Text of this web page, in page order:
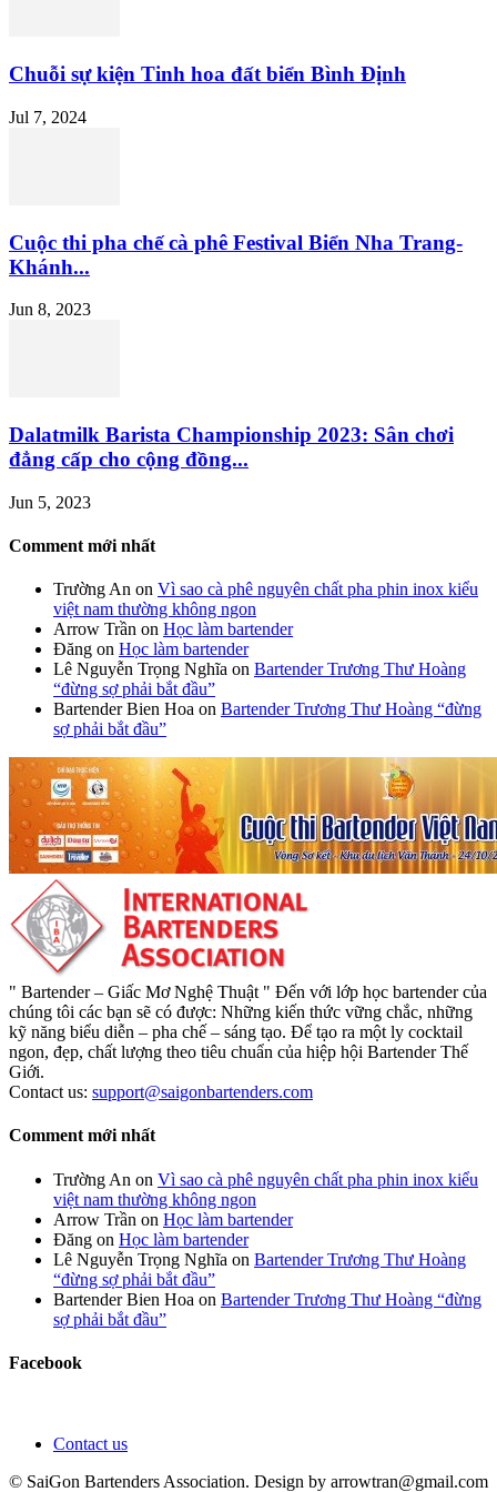
Chuỗi sự kiện Tinh hoa đất biển Bình Định
Jul 7, 2024
Cuộc thi pha chế cà phê Festival Biển Nha Trang-
Khánh...
Jun 8, 2023
Dalatmilk Barista Championship 2023: Sân chơi
đẳng cấp cho cộng đồng...
Jun 5, 2023
Comment mới nhất
Trường An on Vì sao cà phê nguyên chất pha phin inox kiểu
việt nam thường không ngon
Arrow Trần on Học làm bartender
Đăng on Học làm bartender
Lê Nguyễn Trọng Nghĩa on Bartender Trương Thư Hoàng
“đừng sợ phải bắt đầu”
Bartender Bien Hoa on Bartender Trương Thư Hoàng “đừng
sợ phải bắt đầu”
" Bartender – Giấc Mơ Nghệ Thuật " Đến với lớp học bartender của
chúng tôi các bạn sẽ có được: Những kiến thức vững chắc, những
kỹ năng biểu diễn – pha chế – sáng tạo. Để tạo ra một ly cocktail
ngon, đẹp, chất lượng theo tiêu chuẩn của hiệp hội Bartender Thế
Giới.
Contact us: support@saigonbartenders.com
Comment mới nhất
Trường An on Vì sao cà phê nguyên chất pha phin inox kiểu
việt nam thường không ngon
Arrow Trần on Học làm bartender
Đăng on Học làm bartender
Lê Nguyễn Trọng Nghĩa on Bartender Trương Thư Hoàng
“đừng sợ phải bắt đầu”
Bartender Bien Hoa on Bartender Trương Thư Hoàng “đừng
sợ phải bắt đầu”
Facebook
Contact us
© SaiGon Bartenders Association. Design by arrowtran@gmail.com